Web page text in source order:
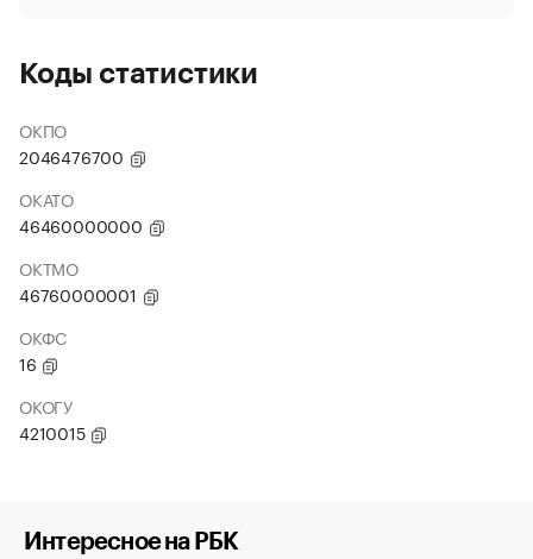
Коды статистики
ОКПО
2046476700
ОКАТО
46460000000
ОКТМО
46760000001
ОКФС
16
ОКОГУ
4210015
Интересное на РБК